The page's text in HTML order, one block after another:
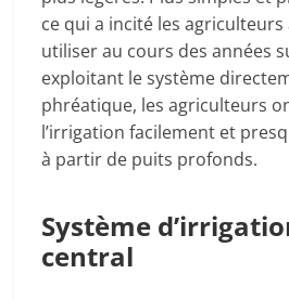
ce qui a incité les
utiliser au cours des années
exploitant le système
phréatique, les agriculteurs
l’irrigation facilement et
à partir de puits profonds.
Système
central